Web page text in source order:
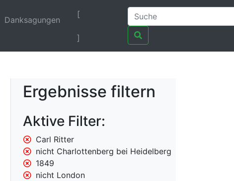
Danksagungen
[
]
Ergebnisse filtern
Aktive Filter:
Carl Ritter
nicht Charlottenberg bei Heidelberg
1849
nicht London